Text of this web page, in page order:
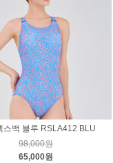
스백 블루 RSLA412 BLU
98,000원
65,000원